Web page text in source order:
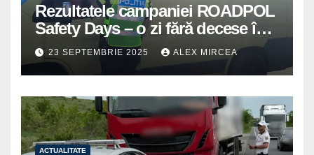
Rezultatele campaniei ROADPOL
Safety Days – o zi fără decese în
trafic
23 SEPTEMBRIE 2025 ALEX MIRCEA
ACTUALITATE